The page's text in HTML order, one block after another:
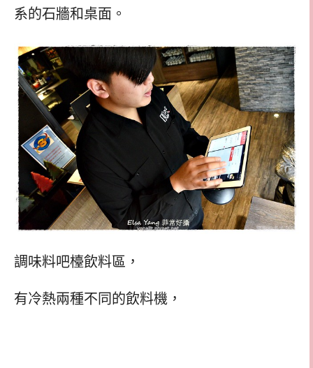
系的石牆和桌面。
調味料吧檯飲料區，
有冷熱兩種不同的飲料機，